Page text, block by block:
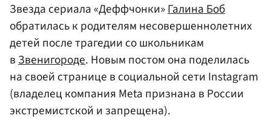
Звезда сериала «Деффчонки»Галина Боб
обратилась к родителям несовершеннолетних
детей после трагедии со школьникам
вЗвенигороде. Новым постом она поделилась
на своей странице в социальной сети Instagram
(владелец компания Meta признана в России
экстремистской и запрещена).